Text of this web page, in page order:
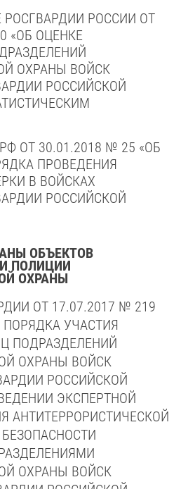
РОСГВАРДИИ РОССИИ ОТ
«ОБ ОЦЕНКЕ
ОХРАНЫ ВОЙСК
РОССИЙСКОЙ
ОТ 30.01.2018 № 25 «ОБ
ПРОВЕДЕНИЯ
В ВОЙСКАХ
РОССИЙСКОЙ
ОБЪЕКТОВ
ПОЛИЦИИ
ОХРАНЫ
ОТ 17.07.2017 № 219
УЧАСТИЯ
ПОДРАЗДЕЛЕНИЙ
ОХРАНЫ ВОЙСК
РОССИЙСКОЙ
ЭКСПЕРТНОЙ
АНТИТЕРРОРИСТИЧЕСКОЙ
ОХРАНЫ ВОЙСК